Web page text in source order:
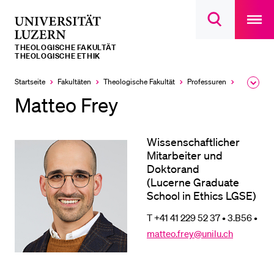
Suchdialog
main
THEOLOGISCHE FAKULTÄT
THEOLOGISCHE ETHIK
Startseite Fakultäten Theologische Fakultät Professuren
Matteo Frey
Wissenschaftlicher
Mitarbeiter und
Doktorand
(Lucerne Graduate
School in Ethics LGSE)
T +41 41 229 52 37 • 3.B56 •
matteo.frey@unilu.ch
LETZTE SUCHEN
Sie haben noch keine Suche getätigt.
DIE UNI FÜR…
Schulklassen und Lehrpersonen
Studierende
Forschende
Mitarbeitende
Alumni
Stellensuchende
Förderer